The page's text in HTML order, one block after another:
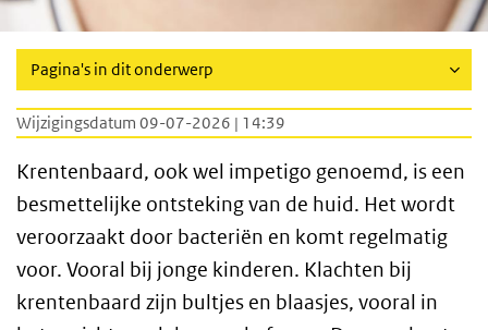
Pagina's in dit onderwerp
Wijzigingsdatum 09-07-2026 | 14:39
Krentenbaard, ook wel impetigo genoemd, is een
besmettelijke ontsteking van de huid. Het wordt
veroorzaakt door bacteriën en komt regelmatig
voor. Vooral bij jonge kinderen. Klachten bij
krentenbaard zijn bultjes en blaasjes, vooral in